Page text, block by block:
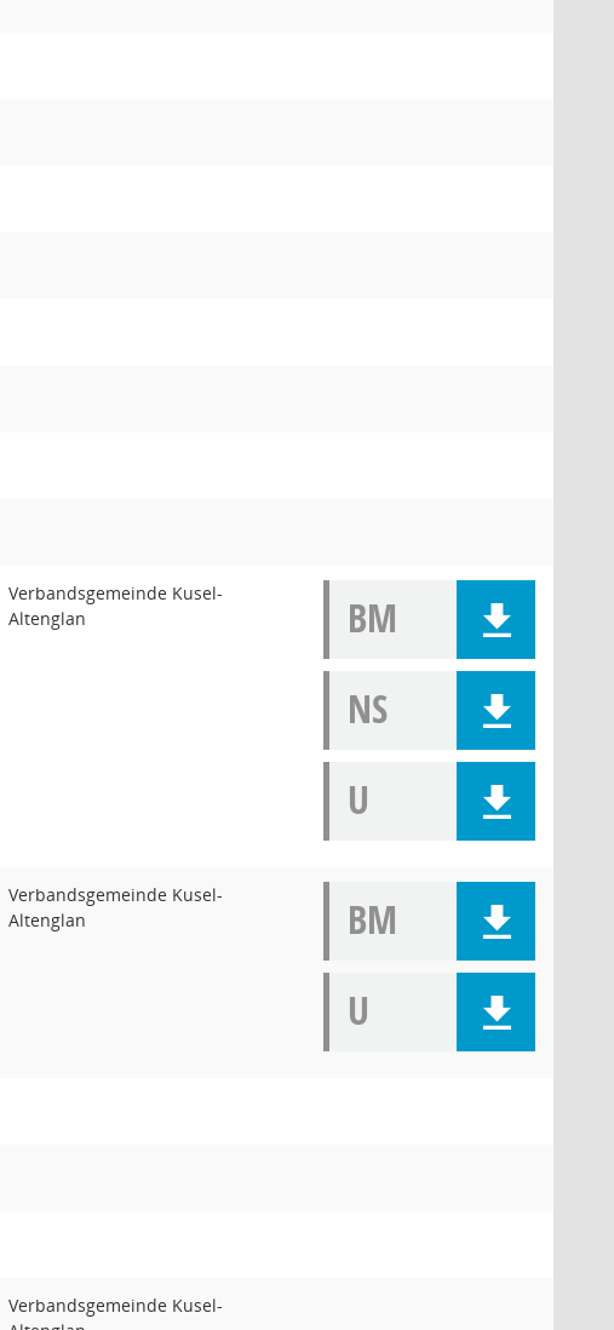
Verbandsgemeinde Kusel-
Altenglan
BM
NS
U
Verbandsgemeinde Kusel-
Altenglan
BM
U
Verbandsgemeinde Kusel-